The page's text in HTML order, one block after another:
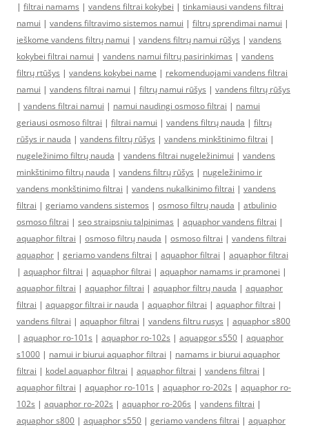
| filtrai namams | vandens filtrai kokybei | tinkamiausi vandens filtrai
namui | vandens filtravimo sistemos namui | filtrų sprendimai namui |
ieškome vandens filtrų namui | vandens filtrų namui rūšys | vandens
kokybei filtrai namui | vandens namui filtrų pasirinkimas | vandens
filtrų rtūšys | vandens kokybei name | rekomenduojami vandens filtrai
namui | vandens filtrai namui | filtrų namui rūšys | vandens filtrų rūšys
| vandens filtrai namui | namui naudingi osmoso filtrai | namui
geriausi osmoso filtrai | filtrai namui | vandens filtrų nauda | filtrų
rūšys ir nauda | vandens filtrų rūšys | vandens minkštinimo filtrai |
nugeležinimo filtrų nauda | vandens filtrai nugeležinimui | vandens
minkštinimo filtrų nauda | vandens filtrų rūšys | nugeležinimo ir
vandens monkštinimo filtrai | vandens nukalkinimo filtrai | vandens
filtrai | geriamo vandens sistemos | osmoso filtrų nauda | atbulinio
osmoso filtrai | seo straipsniu talpinimas | aquaphor vandens filtrai |
aquaphor filtrai | osmoso filtrų nauda | osmoso filtrai | vandens filtrai
aquaphor | geriamo vandens filtrai | aquaphor filtrai | aquaphor filtrai
| aquaphor filtrai | aquaphor filtrai | aquaphor namams ir pramonei |
aquaphor filtrai | aquaphor filtrai | aquaphor filtrų nauda | aquaphor
filtrai | aquapgor filtrai ir nauda | aquaphor filtrai | aquaphor filtrai |
vandens filtrai | aquaphor filtrai | vandens filtru rusys | aquaphor s800
| aquaphor ro-101s | aquaphor ro-102s | aquapgor s550 | aquaphor
s1000 | namui ir biurui aquaphor filtrai | namams ir biurui aquaphor
filtrai | kodel aquaphor filtrai | aquaphor filtrai | vandens filtrai |
aquaphor filtrai | aquaphor ro-101s | aquaphor ro-202s | aquaphor ro-
102s | aquaphor ro-202s | aquaphor ro-206s | vandens filtrai |
aquaphor s800 | aquaphor s550 | geriamo vandens filtrai | aquaphor